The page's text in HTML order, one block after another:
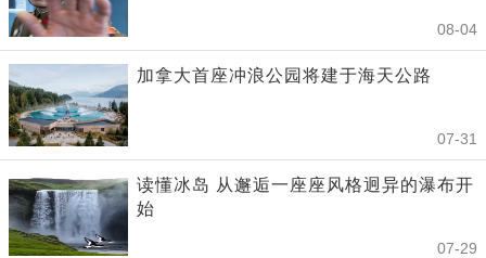
08-04
加拿大首座冲浪公园将建于海天公路
07-31
读懂冰岛 从邂逅一座座风格迥异的瀑布开
始
07-29